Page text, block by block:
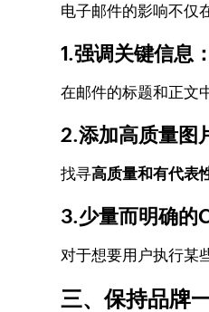
电子邮件的影响不仅
1.强调关键信息：
在邮件的标题和正文
2.添加高质量图
找寻高质量和有代表
3.少量而明确的
对于想要用户执行某
三、保持品牌